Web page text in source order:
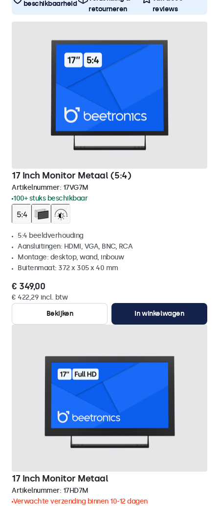
beschikbaarheid
retourneren
reviews
17 Inch Monitor Metaal (5:4)
Artikelnummer: 17VG7M
100+ stuks beschikbaar
5:4 beeldverhouding
Aansluitingen: HDMI, VGA, BNC, RCA
Montage: desktop, wand, inbouw
Buitenmaat: 372 x 305 x 40 mm
€ 349,00
€ 422,29 incl. btw
Bekijken
In winkelwagen
17 Inch Monitor Metaal
Artikelnummer: 17HD7M
Verwachte verzending binnen 10-12 dagen